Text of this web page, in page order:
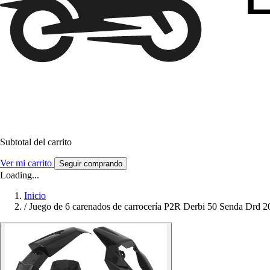
Subtotal del carrito
Ver mi carrito Seguir comprando
Loading...
Inicio
/ Juego de 6 carenados de carrocería P2R Derbi 50 Senda Drd